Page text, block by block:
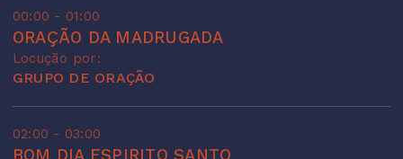
00:00 - 01:00
ORAÇÃO DA MADRUGADA
Locução por:
GRUPO DE ORAÇÃO
02:00 - 03:00
BOM DIA ESPIRITO SANTO